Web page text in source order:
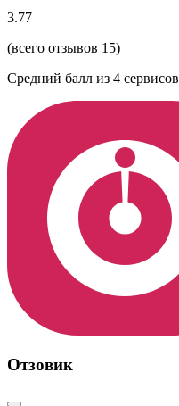
3.77
(всего отзывов 15)
Средний балл из 4 сервисов
Отзовик